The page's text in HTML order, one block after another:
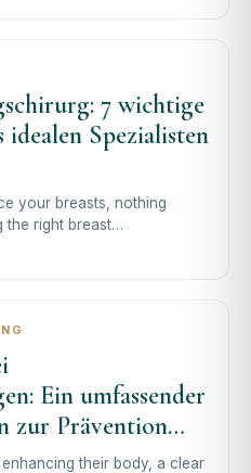
7 wichtige
Spezialisten
your breasts, nothing
the right breast
Ein umfassender
zur Prävention
their body, a clear